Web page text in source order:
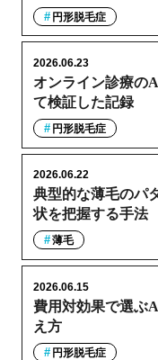
円形脱毛症
オンライン診療の
て検証した記録
2026.06.23
円形脱毛症
典型的な薄毛のパ
状を把握する手法
2026.06.22
薄毛
費用対効果で選ぶ
え方
2026.06.15
円形脱毛症